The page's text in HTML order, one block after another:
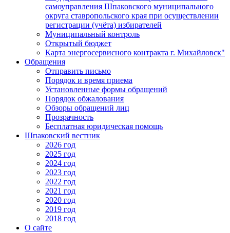
самоуправления Шпаковского муниципального
округа ставропольского края при осуществлении
регистрации (учёта) избирателей
Муниципальный контроль
Открытый бюджет
Карта энергосервисного контракта г. Михайловск"
Обращения
Отправить письмо
Порядок и время приема
Установленные формы обращений
Порядок обжалования
Обзоры обращений лиц
Прозрачность
Бесплатная юридическая помощь
Шпаковский вестник
2026 год
2025 год
2024 год
2023 год
2022 год
2021 год
2020 год
2019 год
2018 год
О сайте